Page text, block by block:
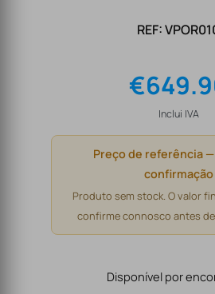
REF:
€
Inclui IVA
Preço de referência
confirmação
Produto sem stock. O valor
confirme connosco antes
Disponível por